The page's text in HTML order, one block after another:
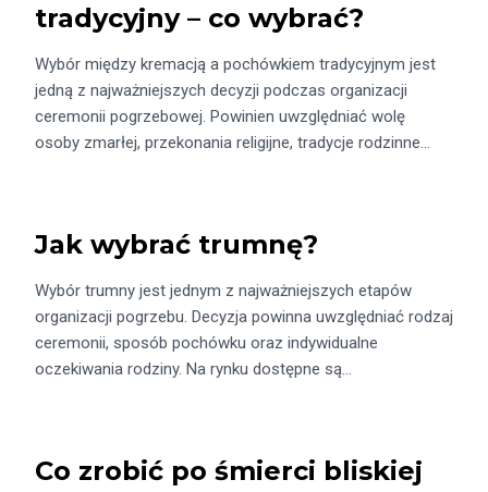
tradycyjny – co wybrać?
Wybór między kremacją a pochówkiem tradycyjnym jest
jedną z najważniejszych decyzji podczas organizacji
ceremonii pogrzebowej. Powinien uwzględniać wolę
osoby zmarłej, przekonania religijne, tradycje rodzinne…
Jak wybrać trumnę?
Wybór trumny jest jednym z najważniejszych etapów
organizacji pogrzebu. Decyzja powinna uwzględniać rodzaj
ceremonii, sposób pochówku oraz indywidualne
oczekiwania rodziny. Na rynku dostępne są…
Co zrobić po śmierci bliskiej